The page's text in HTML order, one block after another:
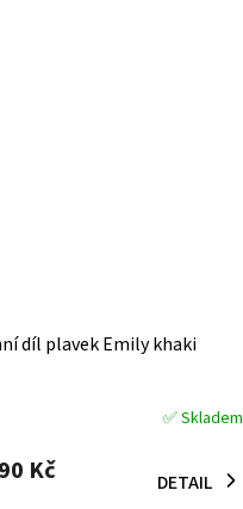
díl plavek Emily khaki
✅ Skladem
Kč DETAIL